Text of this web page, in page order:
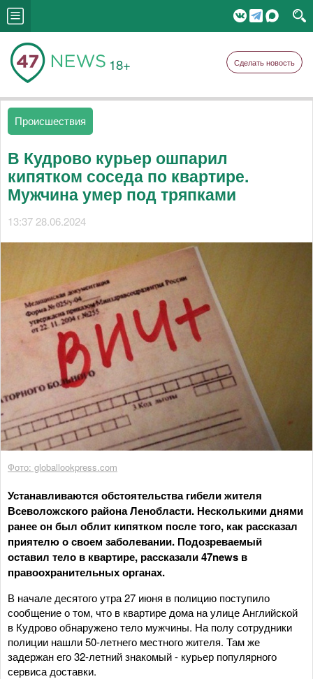
18+ Сделать новость
Происшествия
В Кудрово курьер ошпарил
кипятком соседа по квартире.
Мужчина умер под тряпками
13:37 28.06.2024
Фото: globallookpress.com
Устанавливаются обстоятельства гибели жителя
Всеволожского района Ленобласти. Несколькими днями
ранее он был облит кипятком после того, как рассказал
приятелю о своем заболевании. Подозреваемый
оставил тело в квартире, рассказали 47news в
правоохранительных органах.
В начале десятого утра 27 июня в полицию поступило
сообщение о том, что в квартире дома на улице Английской
в Кудрово обнаружено тело мужчины. На полу сотрудники
полиции нашли 50-летнего местного жителя. Там же
задержан его 32-летний знакомый - курьер популярного
сервиса доставки.